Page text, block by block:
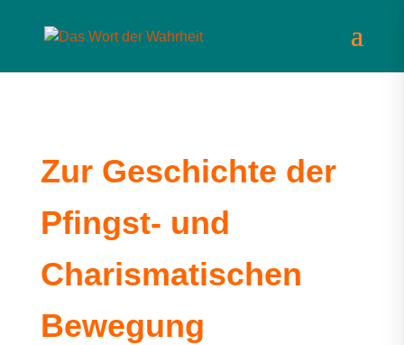
Zur Geschichte der
Pfingst- und
Charismatischen
Bewegung